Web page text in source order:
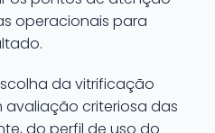
operacionais para
da vitrificação
criteriosa das